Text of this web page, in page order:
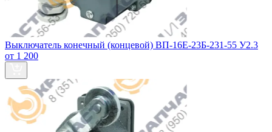
Выключатель конечный (концевой) ВП-16Е-23Б-231-55 У2.3
от 1 200